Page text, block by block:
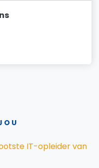
IT-opleider van